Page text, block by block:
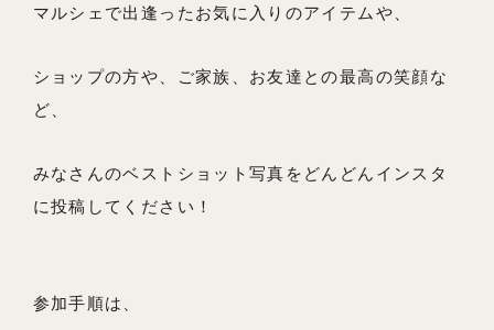
マルシェで出逢ったお気に入りのアイテムや、
ショップの方や、ご家族、お友達との最高の笑顔な
ど、
みなさんのベストショット写真をどんどんインスタ
に投稿してください！
参加手順は、